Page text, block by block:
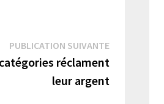
PUBLICATION SUIVANTEPublication
suivante :
réclament
leur argent